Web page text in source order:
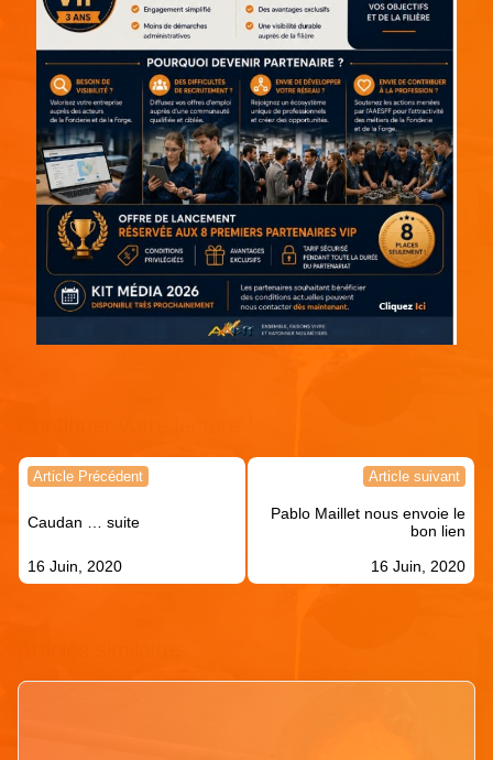
Navigation
l’article
Article Précédent
Caudan … suite
16 Juin, 2020
Article suivant
Pablo Maillet nous envoie le
bon lien
16 Juin, 2020